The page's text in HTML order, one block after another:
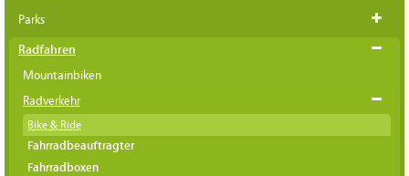
Parks
Radfahren
Mountainbiken
Radverkehr
Bike & Ride
Fahrradbeauftragter
Fahrradboxen